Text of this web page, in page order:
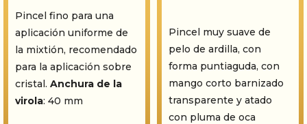
Pincel fino para una
aplicación uniforme de
la mixtión, recomendado
para la aplicación sobre
cristal. Anchura de la
virola: 40 mm
Pincel muy suave de
pelo de ardilla, con
forma puntiaguda, con
mango corto barnizado
transparente y atado
con pluma de oca